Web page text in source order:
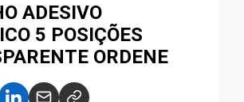
ADESIVO
5 POSIÇÕES
ORDENE